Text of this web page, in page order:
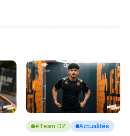
#Team DZ Actualités